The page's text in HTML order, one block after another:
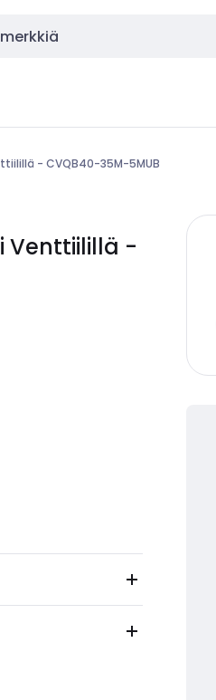
- CVQB40-35M-5MUB
Venttiilillä -